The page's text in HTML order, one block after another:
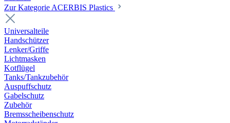
Zur Kategorie ACERBIS Plastics
Universalteile
Handschützer
Lenker/Griffe
Lichtmasken
Kotflügel
Tanks/Tankzubehör
Auspuffschutz
Gabelschutz
Zubehör
Bremsscheibenschutz